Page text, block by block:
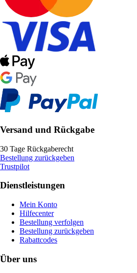
Versand und Rückgabe
30 Tage Rückgaberecht
Bestellung zurückgeben
Trustpilot
Dienstleistungen
Mein Konto
Hilfecenter
Bestellung verfolgen
Bestellung zurückgeben
Rabattcodes
Über uns